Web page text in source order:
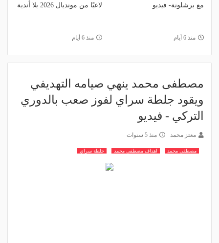
مع برشلونة- فيديو
منذ 6 أيام
لاعبًا من مونديال 2026 بلا أندية
منذ 6 أيام
مصطفى محمد ينهي صيامه التهديفي
ويقود جلطة سراي لفوز صعب بالدوري
التركي - فيديو
معتز محمد منذ 5 سنوات
مصطفى محمد اهداف مصطفى محمد جلطة سراي